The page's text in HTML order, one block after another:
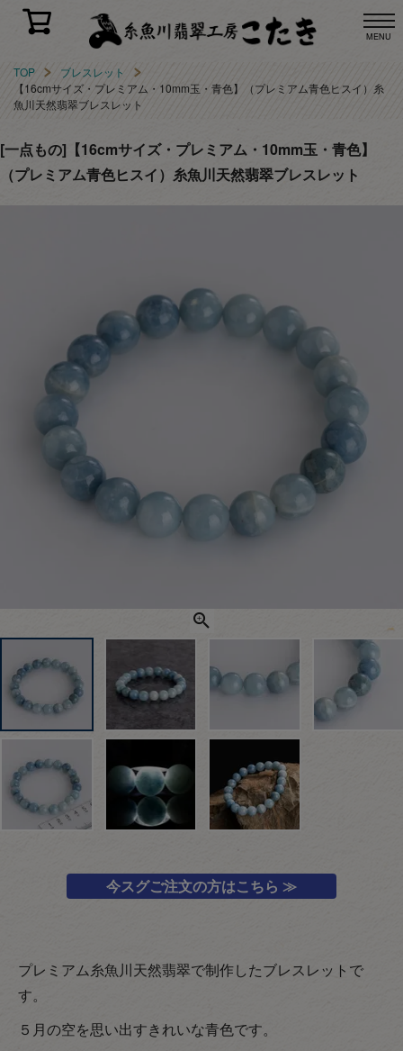
MENU
TOP
ブレスレット
【16cmサイズ・プレミアム・10mm玉・青色】（プレミアム青色ヒスイ）糸
魚川天然翡翠ブレスレット
[一点もの]【16cmサイズ・プレミアム・10mm玉・青色】
（プレミアム青色ヒスイ）糸魚川天然翡翠ブレスレット
今スグご注文の方はこちら ≫
プレミアム糸魚川天然翡翠で制作したブレスレットで
す。
５月の空を思い出すきれいな青色です。